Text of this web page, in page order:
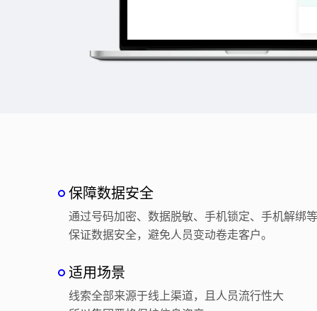
保障数据安全
通过号码加密、数据脱敏、手机锁定、手机解绑
保证数据安全，避免人员变动卷走客户。
适用场景
线索全部来源于线上渠道，且人员流行性大